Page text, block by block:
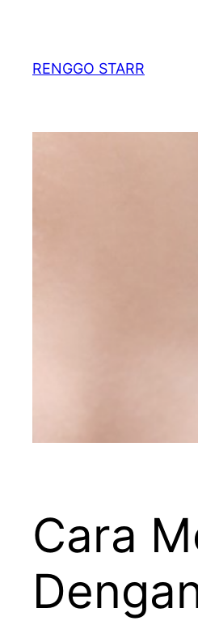
content
RENGGO STARR
Cara